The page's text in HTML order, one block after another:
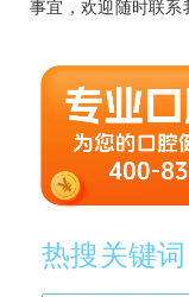
事宜，欢迎随时联系
热搜关键词